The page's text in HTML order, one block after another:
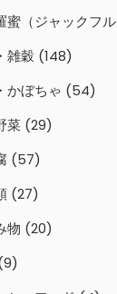
蜜（ジャックフル
雑穀 (148)
かぼちゃ (54)
菜 (29)
(57)
(27)
物 (20)